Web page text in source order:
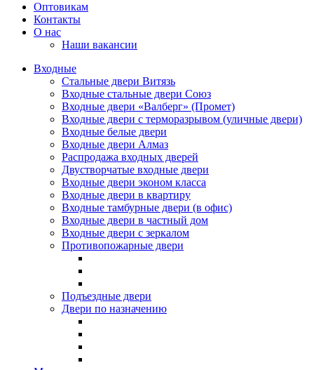
Оптовикам
Контакты
О нас
Наши вакансии
Входные
Стальные двери Витязь
Входные стальные двери Союз
Входные двери «Валберг» (Промет)
Входные двери с терморазрывом (уличные двери)
Входные белые двери
Входные двери Алмаз
Распродажа входных дверей
Двустворчатые входные двери
Входные двери эконом класса
Входные двери в квартиру
Входные тамбурные двери (в офис)
Входные двери в частный дом
Входные двери с зеркалом
Противопожарные двери
Подъездные двери
Двери по назначению